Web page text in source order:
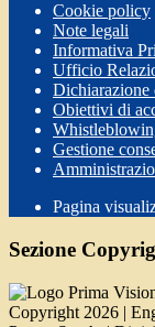
Cookie policy
Note legali
Informativa
Ufficio
Dichiarazione
Obiettivi di
Gestione
Pagina
Sezione
Copyright 2026 |